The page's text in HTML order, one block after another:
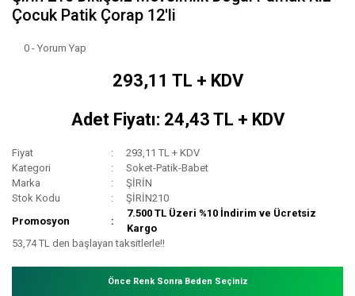
Çocuk Patik Çorap 12'li
0 - Yorum Yap
293,11 TL + KDV
Adet Fiyatı: 24,43 TL + KDV
Fiyat
293,11 TL + KDV
Kategori
Soket-Patik-Babet
Marka
ŞİRİN
Stok Kodu
ŞİRİN210
Promosyon
7.500 TL Üzeri %10 İndirim ve Ücretsiz
Kargo
53,74 TL den başlayan taksitlerle!!
Önce Renk Sonra Beden Seçiniz